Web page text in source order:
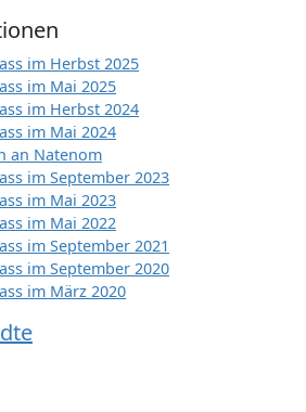
im Herbst 2025
im Mai 2025
im Herbst 2024
im Mai 2024
an Natenom
im September 2023
im Mai 2023
im Mai 2022
im September 2021
im September 2020
im März 2020